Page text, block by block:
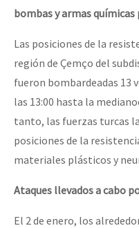
bombas y armas
Las posiciones de la
región de Çemço del
fueron bombardeadas 13
las 13:00 hasta la
tanto, las fuerzas turcas
posiciones de la
materiales plásticos y
Ataques llevados a cabo
El 2 de enero, los